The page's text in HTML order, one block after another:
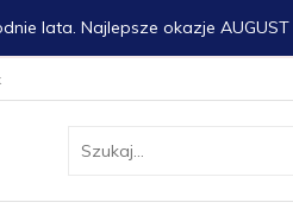
lata. Najlepsze okazje AUGUST